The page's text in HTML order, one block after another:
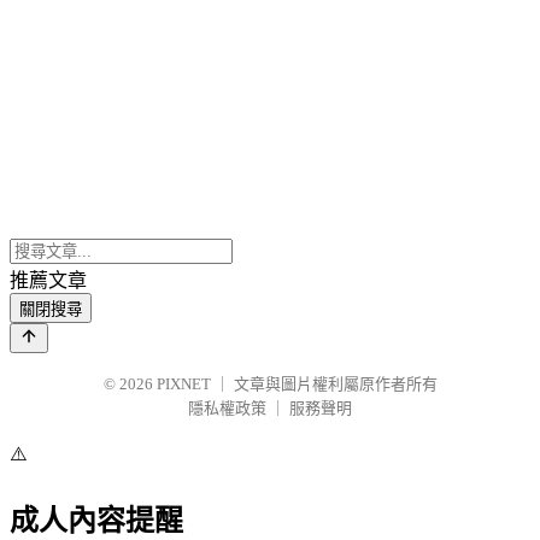
推薦文章
關閉搜尋
© 2026 PIXNET
文章與圖片權利屬原作者所有
隱私權政策
服務聲明
⚠️
成人內容提醒